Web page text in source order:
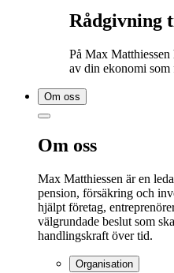
Rådgivning
På Max
av din ekonomi som
Om oss
Om oss
Max Matthiessen är en
pension, försäkring och
hjälpt företag,
välgrundade beslut som
handlingskraft över tid.
Organisation